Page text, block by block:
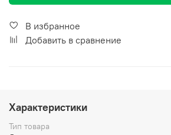
В избранное
Добавить в сравнение
Характеристики
Тип товара